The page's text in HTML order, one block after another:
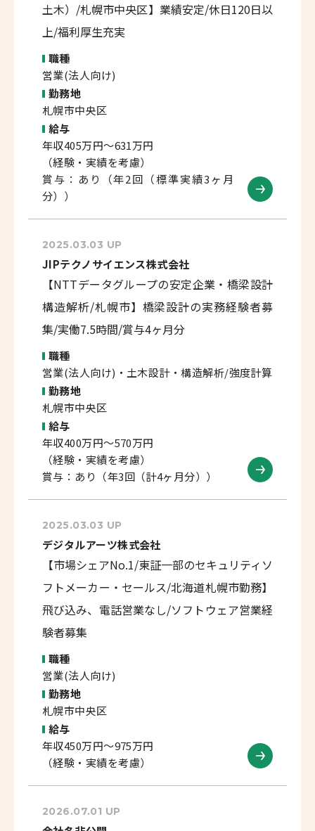
土木）/札幌市中央区】業績安定/休日120日以
上/福利厚生充実
職種
営業(法人向け)
勤務地
札幌市中央区
給与
年収405万円～631万円
（経験・実績を考慮）
賞与：あり（年2回（標準実績3ヶ月
分））
2025.03.03 UP
JIPテクノサイエンス株式会社
【NTTデータグループの安定企業・橋梁設計
構造解析/札幌市】橋梁設計の実務経験者募
集/実働7.5時間/賞与4ヶ月分
職種
営業(法人向け)・土木設計・構造解析/強度計算
勤務地
札幌市中央区
給与
年収400万円～570万円
（経験・実績を考慮）
賞与：あり（年3回（計4ヶ月分））
2025.03.03 UP
デジタルアーツ株式会社
【市場シェアNo.1/東証一部のセキュリティソ
フトメーカー・セールス/北海道札幌市勤務】
飛び込み、電話営業なし/ソフトウェア営業経
験者募集
職種
営業(法人向け)
勤務地
札幌市中央区
給与
年収450万円～975万円
（経験・実績を考慮）
2026.07.01 UP